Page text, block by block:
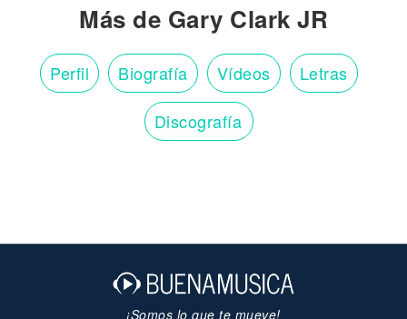
Más de Gary Clark JR
Perfil Biografía Vídeos Letras
Discografía
¡Somos lo que te mueve!